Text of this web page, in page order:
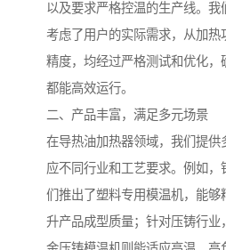
以及要求严格控温的生产线。
考虑了用户的实际需求，从加热
精度，均经过严格测试和优化，
都能高效运行。
二、产品丰富，满足多元场景
在导热油加热器领域，我们提供
应不同行业和工艺要求。例如
们推出了塑料专用模温机，能够
升产品成型质量；针对压铸行业